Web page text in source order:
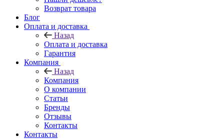
Возврат товара
Блог
Оплата и доставка
Назад
Оплата и доставка
Гарантия
Компания
Назад
Компания
О компании
Статьи
Бренды
Отзывы
Контакты
Контакты